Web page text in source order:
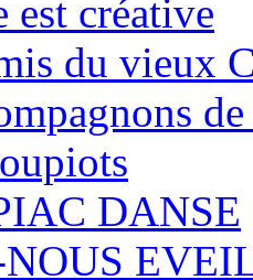
est créative
du vieux
DANSE